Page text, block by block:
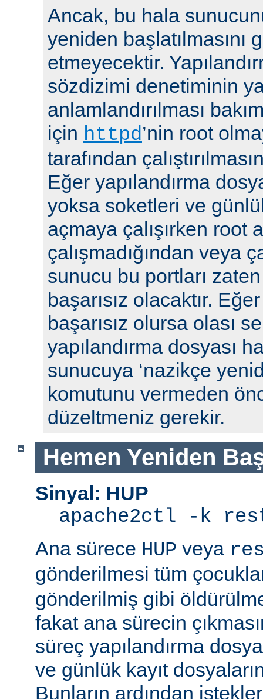
Ancak, bu hala
yeniden başlatılmasını
etmeyecektir.
sözdizimi denetiminin
anlamlandırılması
için httpd’nin root
tarafından
Eğer yapılandırma
yoksa soketleri ve
açmaya çalışırken root
çalışmadığından veya
sunucu bu portları
başarısız olacaktır.
başarısız olursa olası
yapılandırma dosyası
sunucuya ‘nazikçe
komutunu vermeden
düzeltmeniz gerekir.
Hemen Yeniden
Sinyal: HUP
apache2ctl -k
Ana sürece HUP veya
gönderilmesi tüm
gönderilmiş gibi
fakat ana sürecin
süreç yapılandırma
ve günlük kayıt
Bunların ardından